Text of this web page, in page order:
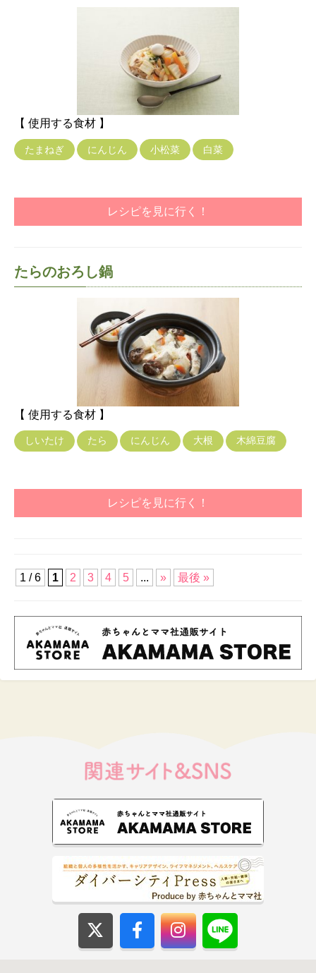
【 使用する食材 】
たまねぎ にんじん 小松菜 白菜
レシピを見に行く！
たらのおろし鍋
【 使用する食材 】
しいたけ たら にんじん 大根 木綿豆腐
レシピを見に行く！
1 / 6 1 2 3 4 5 ... » 最後 »